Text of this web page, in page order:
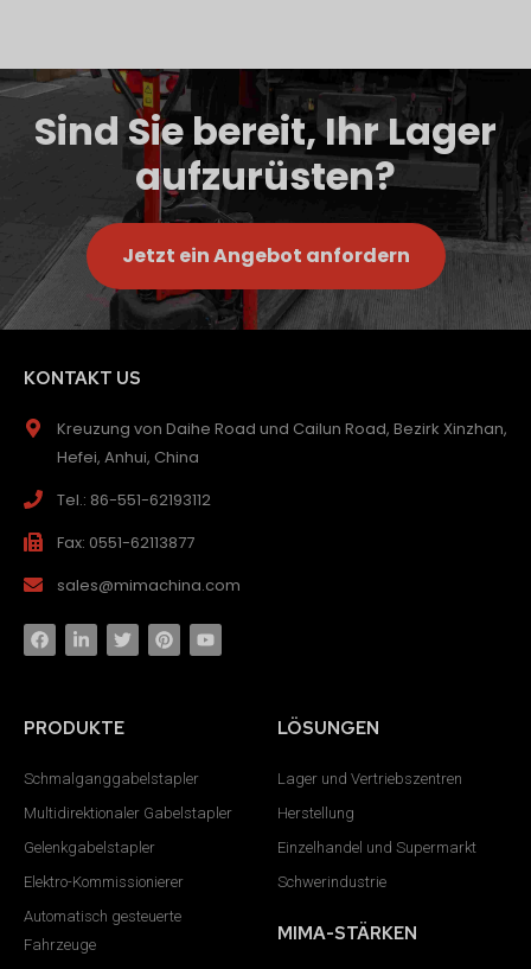
Sind Sie bereit, Ihr Lager
aufzurüsten?
Jetzt ein Angebot anfordern
KONTAKT US
Kreuzung von Daihe Road und Cailun Road, Bezirk Xinzhan,
Hefei, Anhui, China
Tel.: 86-551-62193112
Fax: 0551-62113877
sales@mimachina.com
PRODUKTE
Schmalganggabelstapler
Multidirektionaler Gabelstapler
Gelenkgabelstapler
Elektro-Kommissionierer
Automatisch gesteuerte
Fahrzeuge
LÖSUNGEN
Lager und Vertriebszentren
Herstellung
Einzelhandel und Supermarkt
Schwerindustrie
MIMA-STÄRKEN